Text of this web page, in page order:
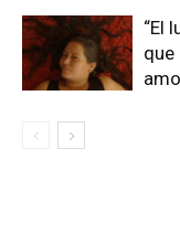
“El
que